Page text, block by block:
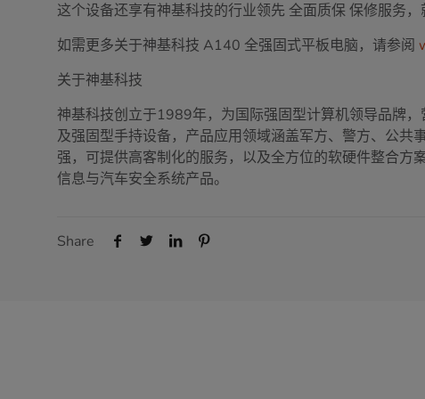
这个设备还享有神基科技的行业领先 全面质保 保修服务，
如需更多关于神基科技 A140 全强固式平板电脑，请参阅
关于神基科技
神基科技创立于1989年，为国际强固型计算机领导品牌
及强固型手持设备，产品应用领域涵盖军方、警方、公
强，可提供高客制化的服务，以及全方位的软硬件整合
信息与汽车安全系统产品。
Share